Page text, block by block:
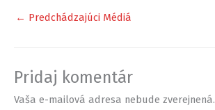
← Predchádzajúci Médiá
Pridaj komentár
Vaša e-mailová adresa nebude zverejnená.